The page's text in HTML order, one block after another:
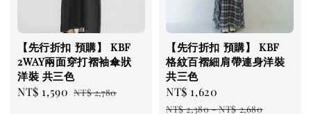
【先行折扣 預購】 KBF
2WAY兩面穿打褶袖傘狀
洋裝 共三色
Sale
NT$ 1,590 Regular
NT$ 2,780
【先行折扣 預購】 KBF
格紋百褶細肩帶連身洋裝
共三色
Sale
price
NT$ 1,620
price
NT$ 2,380-NT$ 2,680